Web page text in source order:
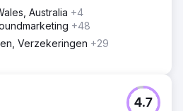
| 163,6% toename in
| Rang #2 voor het
Google-zoekresultaten | 740%
Australia +4
+48
Verzekeringen +29
4.7